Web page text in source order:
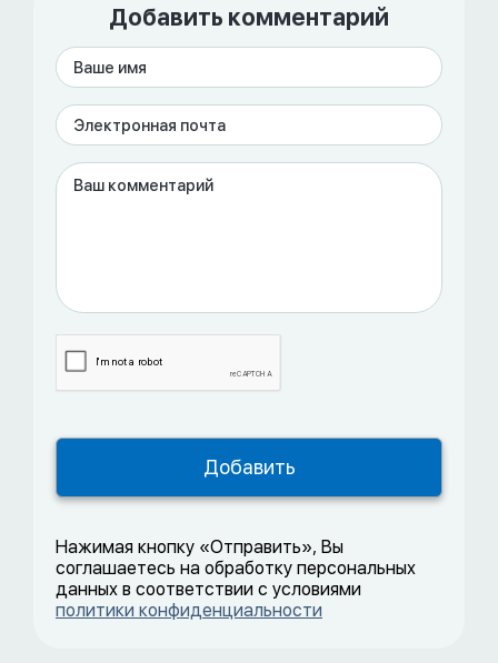
Добавить комментарий
Нажимая кнопку «Отправить», Вы
соглашаетесь на обработку персональных
данных в соответствии с условиями
политики конфиденциальности